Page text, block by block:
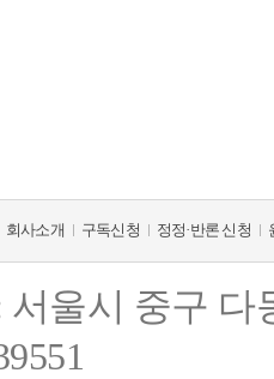
회사소개 구독신청 정정·반론 신청
서울시 중구